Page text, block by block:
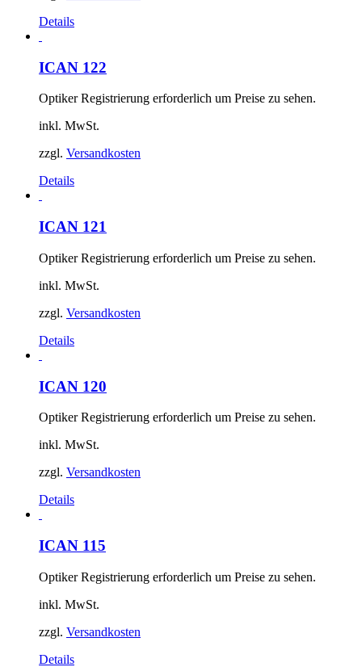
Details
ICAN 122
Optiker Registrierung erforderlich um Preise zu sehen.
inkl. MwSt.
zzgl. Versandkosten
Details
ICAN 121
Optiker Registrierung erforderlich um Preise zu sehen.
inkl. MwSt.
zzgl. Versandkosten
Details
ICAN 120
Optiker Registrierung erforderlich um Preise zu sehen.
inkl. MwSt.
zzgl. Versandkosten
Details
ICAN 115
Optiker Registrierung erforderlich um Preise zu sehen.
inkl. MwSt.
zzgl. Versandkosten
Details